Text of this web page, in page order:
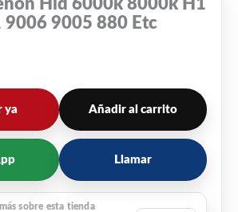
Hid 6000k 8000k H1
9006 9005 880 Etc
ya Añadir al carrito
Llamar